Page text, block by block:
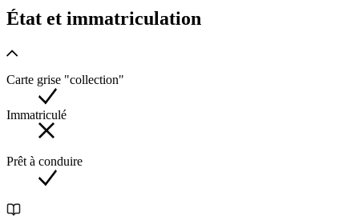
État et immatriculation
Carte grise "collection"
Immatriculé
Prêt à conduire